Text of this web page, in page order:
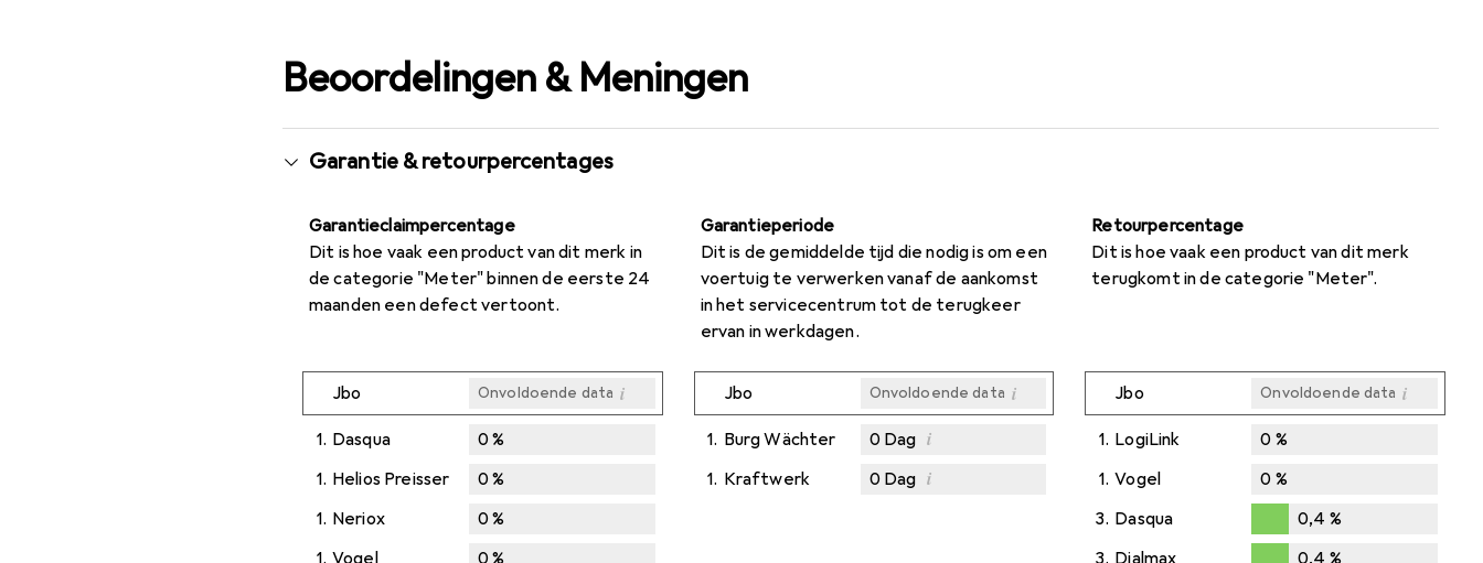
Beoordelingen & Meningen
Garantie & retourpercentages
Garantieclaimpercentage
Dit is hoe vaak een product van dit merk in
de categorie "Meter" binnen de eerste 24
maanden een defect vertoont.
Jbo Onvoldoende data i
1. Dasqua 0%
1. Helios Preisser 0%
1. Neriox 0%
1. Vogel 0%
Garantieperiode
Dit is de gemiddelde tijd die nodig is om een
voertuig te verwerken vanaf de aankomst
in het servicecentrum tot de terugkeer
ervan in werkdagen.
Jbo Onvoldoende data i
1. Burg Wächter 0Dag i
1. Kraftwerk 0Dag i
Retourpercentage
Dit is hoe vaak een product van dit merk
terugkomt in de categorie "Meter".
Jbo Onvoldoende data i
1. LogiLink 0 %
1. Vogel 0 %
3. Dasqua
0,4%
0,4 %
3. Dialmax
0,4 %